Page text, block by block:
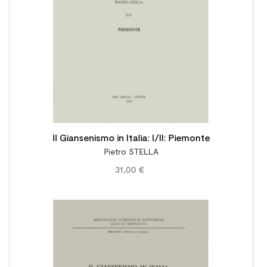
Il Giansenismo in Italia: I/II: Piemonte
Pietro STELLA
31,00 €